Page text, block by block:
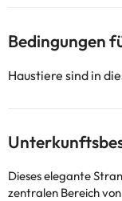
Bedingungen
Haustiere sind in
Dieses elegante
zentralen Bereich